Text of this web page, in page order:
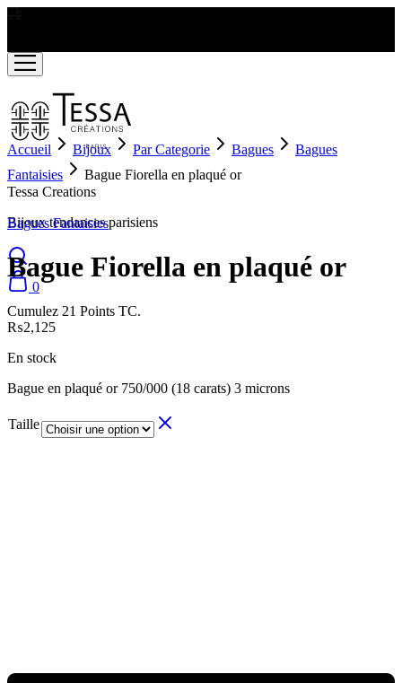
Tessa Creations
Bijoux tendances parisiens
0
Accueil Bijoux Par Categorie Bagues
Bagues
Fantaisies
Bague Fiorella en plaqué or
Bagues Fantaisies
Bague Fiorella en plaqué or
Cumulez 21 Points TC.
₨2,125
En stock
Bague en plaqué or 750/000 (18 carats) 3 microns
Taille